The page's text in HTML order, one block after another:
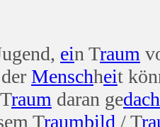
ein Traum
der Menschheit
raum daran gedach
Traumbild / T